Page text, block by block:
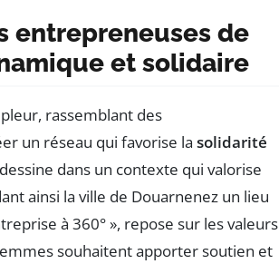
entrepreneuses de
et solidaire
rassemblant des
un réseau qui favorise la solidarité
dans un contexte qui valorise
ainsi la ville de Douarnenez un lieu
à 360° », repose sur les valeurs
souhaitent apporter soutien et